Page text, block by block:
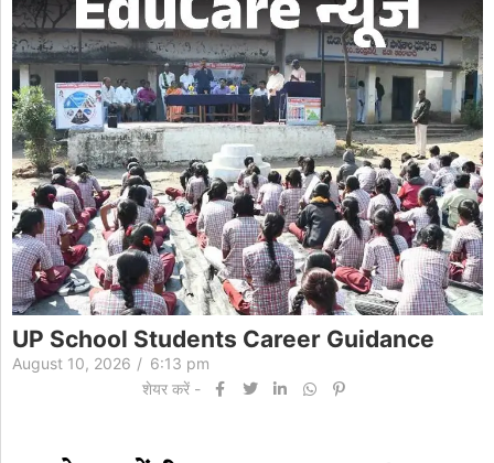
UP School Students Career Guidance
August 10, 2026 / 6:13 pm
शेयर करें -